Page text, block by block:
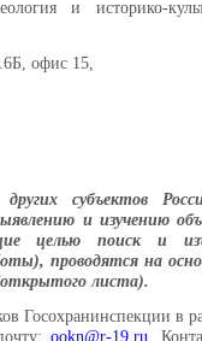
и историко-
офис 15,
субъектов
и изучению
целью поиск и
проводятся на
листа).
Госохранинспекции в
ookn@r-19.ru .